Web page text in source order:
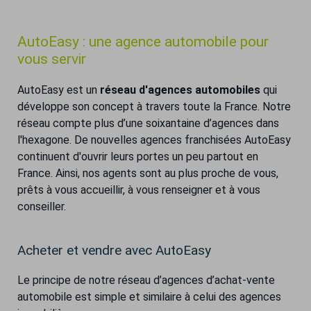
AutoEasy : une agence automobile pour
vous servir
AutoEasy est un réseau d'agences automobiles qui
développe son concept à travers toute la France. Notre
réseau compte plus d’une soixantaine d’agences dans
l'hexagone. De nouvelles agences franchisées AutoEasy
continuent d'ouvrir leurs portes un peu partout en
France. Ainsi, nos agents sont au plus proche de vous,
prêts à vous accueillir, à vous renseigner et à vous
conseiller.
Acheter et vendre avec AutoEasy
Le principe de notre réseau d’agences d’achat-vente
automobile est simple et similaire à celui des agences